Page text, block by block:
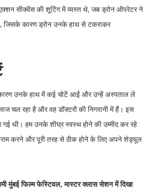
एक्शन सीक्वेंस की शूटिंग में व्यस्त थे, जब ड्रोन ऑपरेटर ने
जिसके कारण ड्रोन उनके हाथ से टकराकर
उनके हाथ में कई चोटें आईं और उन्हें अस्पताल ले
चल रहा है और वह डॉक्टरों की निगरानी में हैं। इस
थी। हम उनके शीघ्र स्वस्थ होने की उम्मीद कर रहे
करने और पूरी तरह से ठीक होने के लिए अपने शेड्यूल
मुंबई फिल्म फेस्टिवल, मास्टर क्लास सेशन में दिखा